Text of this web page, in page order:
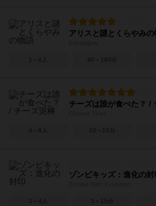
アリスと謎とくらやみの
1～6人 90～180分
チーズは誰が食べた？ /
4～8人 10～15分
ゾンビキッズ：進化の封
2～4人 5～15分